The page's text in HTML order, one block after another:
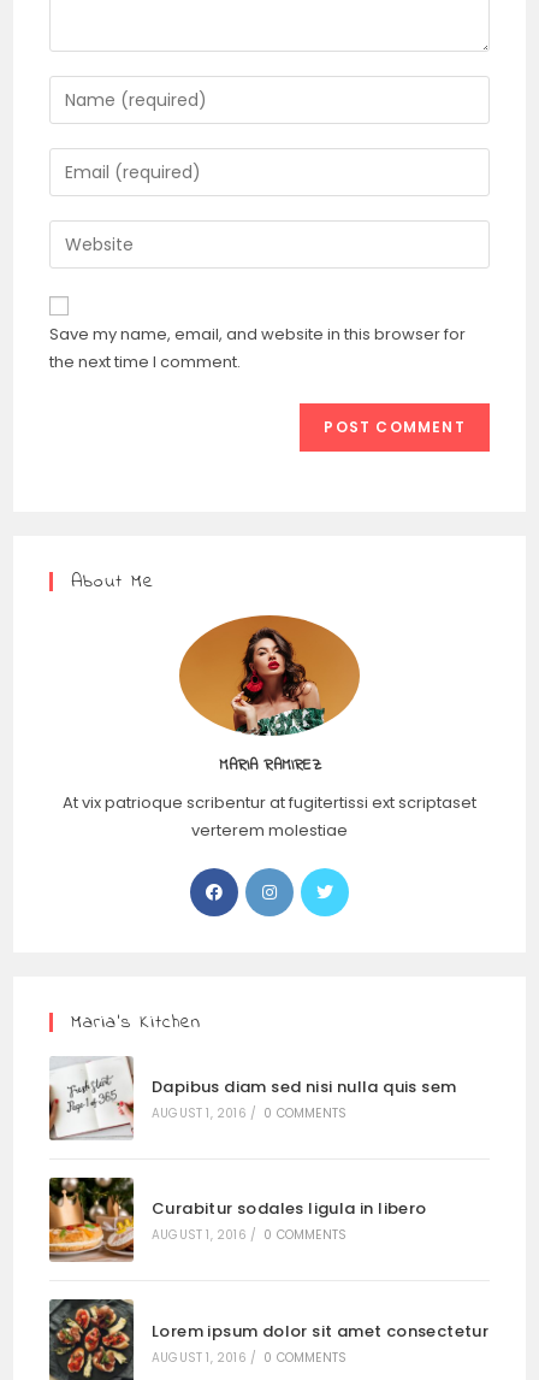
Save my name, email, and website in this browser for
the next time I comment.
About Me
MARIA RAMIREZ
At vix patrioque scribentur at fugitertissi ext scriptaset
verterem molestiae
Maria’s Kitchen
Dapibus diam sed nisi nulla quis sem
AUGUST 1, 2016 / 0 COMMENTS
Curabitur sodales ligula in libero
AUGUST 1, 2016 / 0 COMMENTS
Lorem ipsum dolor sit amet consectetur
AUGUST 1, 2016 / 0 COMMENTS